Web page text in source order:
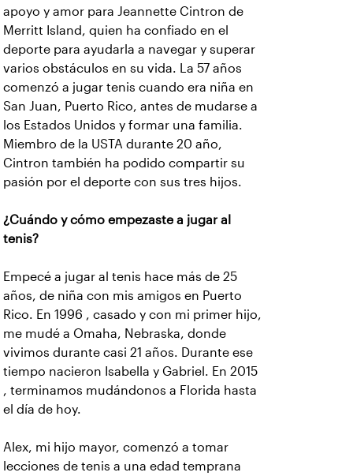
apoyo y amor para Jeannette Cintron de
Merritt Island, quien ha confiado en el
deporte para ayudarla a navegar y superar
varios obstáculos en su vida. La 57 años
comenzó a jugar tenis cuando era niña en
San Juan, Puerto Rico, antes de mudarse a
los Estados Unidos y formar una familia.
Miembro de la USTA durante 20 año,
Cintron también ha podido compartir su
pasión por el deporte con sus tres hijos.
¿Cuándo y cómo empezaste a jugar al
tenis?
Empecé a jugar al tenis hace más de 25
años, de niña con mis amigos en Puerto
Rico. En 1996 , casado y con mi primer hijo,
me mudé a Omaha, Nebraska, donde
vivimos durante casi 21 años. Durante ese
tiempo nacieron Isabella y Gabriel. En 2015
, terminamos mudándonos a Florida hasta
el día de hoy.
Alex, mi hijo mayor, comenzó a tomar
lecciones de tenis a una edad temprana